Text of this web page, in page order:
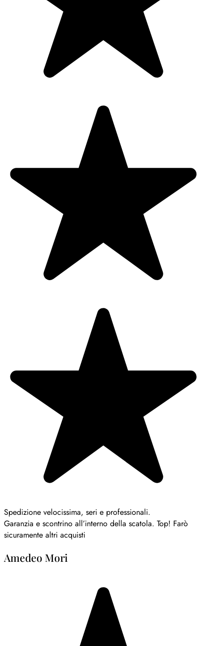
Spedizione velocissima, seri e professionali.
Garanzia e scontrino all’interno della scatola. Top! Farò
sicuramente altri acquisti
Amedeo Mori